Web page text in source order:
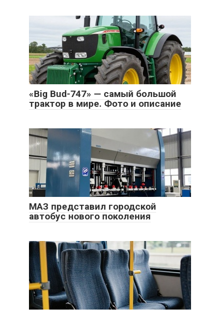
«Big Bud-747» — самый большой
трактор в мире. Фото и описание
МАЗ представил городской
автобус нового поколения